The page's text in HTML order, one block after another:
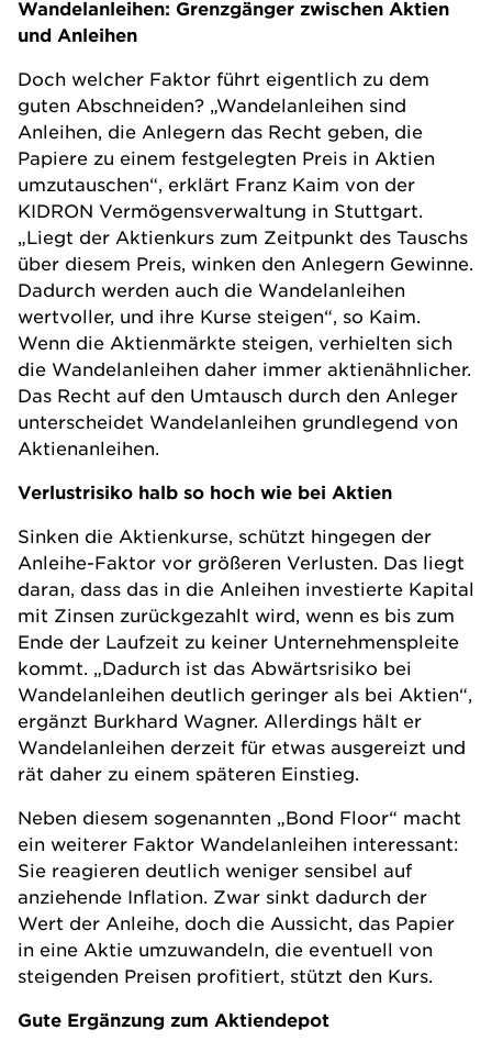
Wandelanleihen: Grenzgänger zwischen Aktien
und Anleihen
Doch welcher Faktor führt eigentlich zu dem
guten Abschneiden? „Wandelanleihen sind
Anleihen, die Anlegern das Recht geben, die
Papiere zu einem festgelegten Preis in Aktien
umzutauschen“, erklärt Franz Kaim von der
KIDRON Vermögensverwaltung in Stuttgart.
„Liegt der Aktienkurs zum Zeitpunkt des Tauschs
über diesem Preis, winken den Anlegern Gewinne.
Dadurch werden auch die Wandelanleihen
wertvoller, und ihre Kurse steigen“, so Kaim.
Wenn die Aktienmärkte steigen, verhielten sich
die Wandelanleihen daher immer aktienähnlicher.
Das Recht auf den Umtausch durch den Anleger
unterscheidet Wandelanleihen grundlegend von
Aktienanleihen
Verlustrisiko halb so hoch wie bei Aktien
Sinken die Aktienkurse, schützt hingegen der
Anleihe-Faktor vor größeren Verlusten. Das liegt
daran, dass das in die Anleihen investierte Kapital
mit Zinsen zurückgezahlt wird, wenn es bis zum
Ende der Laufzeit zu keiner Unternehmenspleite
kommt. „Dadurch ist das Abwärtsrisiko bei
Wandelanleihen deutlich geringer als bei Aktien“,
ergänzt Burkhard Wagner. Allerdings hält er
Wandelanleihen derzeit für etwas ausgereizt und
rät daher zu einem späteren Einstieg.
Neben diesem sogenannten „Bond Floor“ macht
ein weiterer Faktor Wandelanleihen interessant:
Sie reagieren deutlich weniger sensibel auf
anziehende Inflation. Zwar sinkt dadurch der
Wert der Anleihe, doch die Aussicht, das Papier
in eine Aktie umzuwandeln, die eventuell von
steigenden Preisen profitiert, stützt den Kurs.
Gute Ergänzung zum Aktiendepot